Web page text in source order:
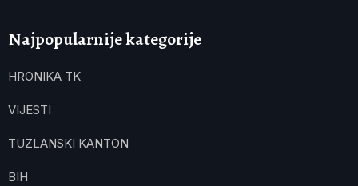
Najpopularnije kategorije
HRONIKA TK
VIJESTI
TUZLANSKI KANTON
BIH